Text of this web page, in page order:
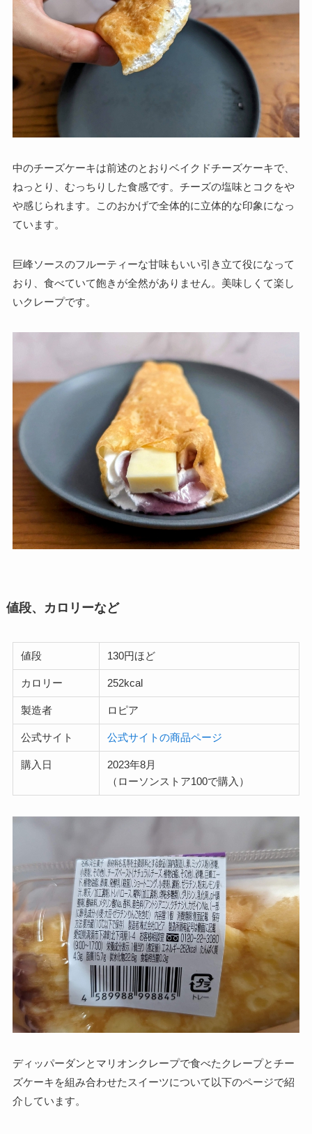
中のチーズケーキは前述のとおりベイクドチーズケーキで、
ねっとり、むっちりした食感です。チーズの塩味とコクをや
や感じられます。このおかげで全体的に立体的な印象になっ
ています。
巨峰ソースのフルーティーな甘味もいい引き立て役になって
おり、食べていて飽きが全然がありません。美味しくて楽し
いクレープです。
値段、カロリーなど
値段 130円ほど
カロリー 252kcal
製造者 ロピア
公式サイト 公式サイトの商品ページ
購入日
2023年8月
（ローソンストア100で購入）
ディッパーダンとマリオンクレープで食べたクレープとチー
ズケーキを組み合わせたスイーツについて以下のページで紹
介しています。